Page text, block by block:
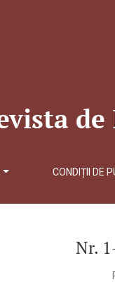
CONDIȚII DE
Nr.